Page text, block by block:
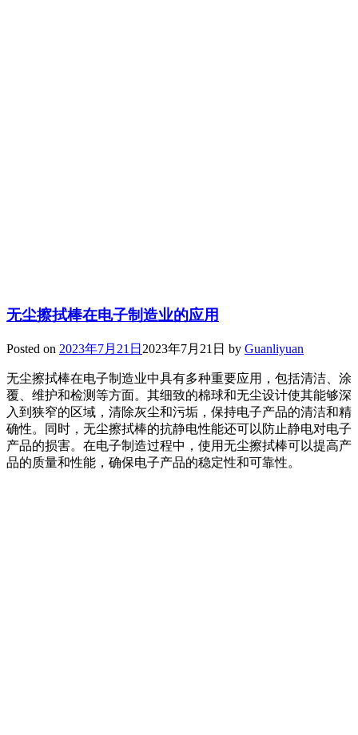
无尘擦拭棒在电子制造业的应用
Posted on 2023年7月21日 2023年7月21日 by Guanliyuan
无尘擦拭棒在电子制造业中具有多种重要应用，包括清洁、涂
覆、维护和检测等方面。其细致的棉球和无尘设计使其能够深
入到狭窄的区域，清除灰尘和污垢，保持电子产品的清洁和精
确性。同时，无尘擦拭棒的抗静电性能还可以防止静电对电子
产品的损害。在电子制造过程中，使用无尘擦拭棒可以提高产
品的质量和性能，确保电子产品的稳定性和可靠性。